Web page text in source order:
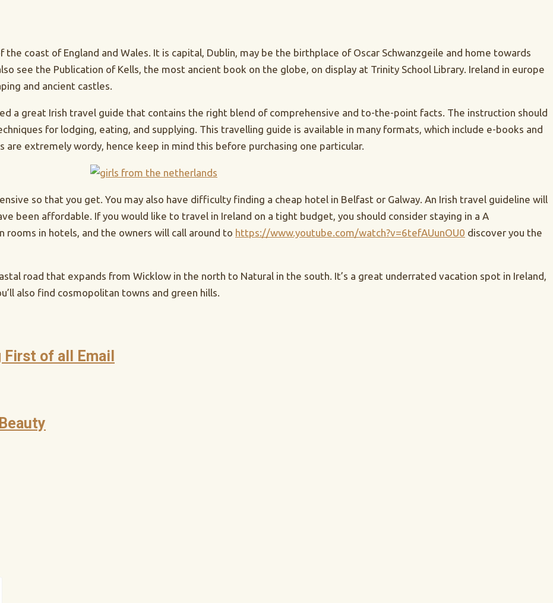
coast of England and Wales. It is capital, Dublin, may be the birthplace of Oscar Schwanzgeile and home towards
see the Publication of Kells, the most ancient book on the globe, on display at Trinity School Library. Ireland in europe
and ancient castles.
a great Irish travel guide that contains the right blend of comprehensive and to-the-point facts. The instruction should
for lodging, eating, and supplying. This travelling guide is available in many formats, which include e-books and
extremely wordy, hence keep in mind this before purchasing one particular.
so that you get. You may also have difficulty finding a cheap hotel in Belfast or Galway. An Irish travel guideline will
been affordable. If you would like to travel in Ireland on a tight budget, you should consider staying in a A
rooms in hotels, and the owners will call around to https://www.youtube.com/watch?v=6tefAUunOU0 discover you the
road that expands from Wicklow in the north to Natural in the south. It’s a great underrated vacation spot in Ireland,
also find cosmopolitan towns and green hills.
of all Email